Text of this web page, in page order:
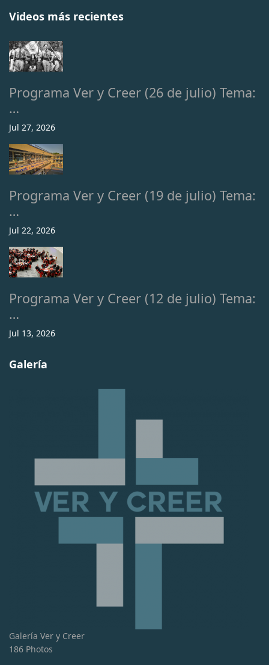
Videos más recientes
Programa Ver y Creer (26 de julio) Tema:
…
Jul 27, 2026
Programa Ver y Creer (19 de julio) Tema:
…
Jul 22, 2026
Programa Ver y Creer (12 de julio) Tema:
…
Jul 13, 2026
Galería
Galería Ver y Creer
186 Photos